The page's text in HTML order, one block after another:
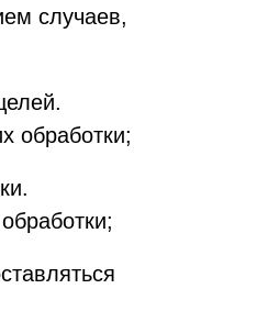
случаев,
обработки;